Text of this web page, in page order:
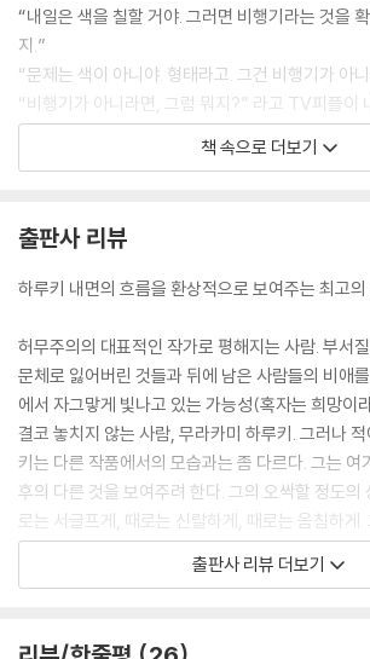
“내일은 색을 칠할 거야. 그러면 비행기라는 것을
지.”
“문제는 색이 아니야. 형태라고. 그건 비행기가 아
“비행기가 아니라면, 그럼 뭐지?” 라고 TV피플이
할 수가 없었다. 그렇다면 저건 도대체 무엇일까?
“그러니까 색 탓이라니까.” 라고 TV피플이 자상한
그렇다. 나는 말 그대로 자면서 살고 있었다. 내 몸은
자체가, 불확실한 환각처럼 느껴졌다. 세찬 바람이
끝으로 휘날려 갈 것이라고 나는 생각했다. 세계의
적도 없는 땅으로. 그리하여 내 몸과 의식은 영원히
그래서 나는 무언가에 꼭 매달려 있고 싶었다. 하지
보아도, 매달릴 만한 것은 어디에도 없었다.
---「잠」
무언가 확실하게 구체적으로 변한 것은 아니다. 아
가 없었다. 그녀의 말투며, 그녀의 옷차림, 화제를
에 대한 의견 ? 그런 것들은 옛날과 거의 다름이 없
책 속으로 더보기
출판사 리뷰
하루키 내면의 흐름을 환상적으로 보여주는 최고의
허무주의의 대표적인 작가로 평해지는 사람. 부서
문체로 잃어버린 것들과 뒤에 남은 사람들의 비애
에서 자그맣게 빛나고 있는 가능성(혹자는 희망이
결코 놓치지 않는 사람, 무라카미 하루키. 그러나
키는 다른 작품에서의 모습과는 좀 다르다. 그는 여
후의 다른 것을 보여주려 한다. 그의 오싹할 정도의
로는 서글프게, 때로는 신랄하게, 때로는 음침하게.
맛 나는 아름다운 문체 속에는 그가 바라보고 비판
한 본질적인 공포가 짙게 깔려 있다.
출판사 리뷰 더보기